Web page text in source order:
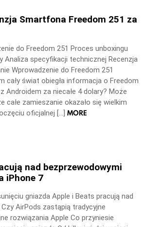
Smartfona Freedom 251 za
do Freedom 251 Proces unboxingu
Analiza specyfikacji technicznej Recenzja
Wprowadzenie do Freedom 251
cały świat obiegła informacja o Freedom
Androidem za niecałe 4 dolary? Może
całe zamieszanie okazało się wielkim
oficjalnej […] MORE
nad bezprzewodowymi
iPhone 7
gniazda Apple i Beats pracują nad
AirPods zastąpią tradycyjne
rozwiązania Apple Co przyniesie